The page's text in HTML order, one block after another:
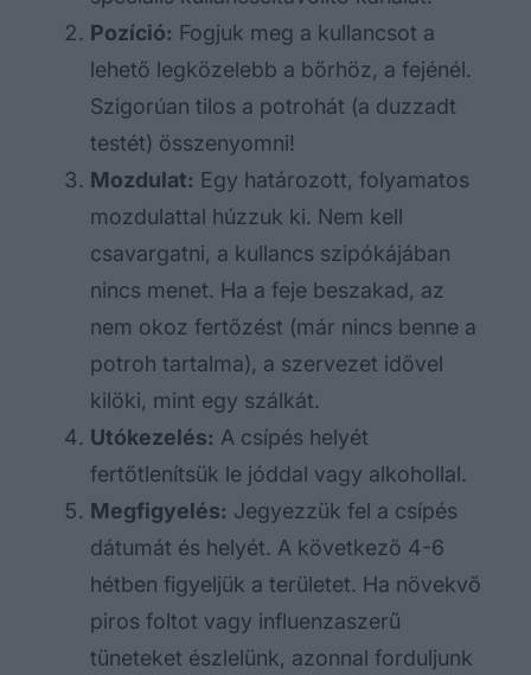
Pozíció: Fogjuk meg a kullancsot a
lehető legközelebb a bőrhöz, a fejénél.
Szigorúan tilos a potrohát (a duzzadt
testét) összenyomni!
Mozdulat: Egy határozott, folyamatos
mozdulattal húzzuk ki. Nem kell
csavargatni, a kullancs szipókájában
nincs menet. Ha a feje beszakad, az
nem okoz fertőzést (már nincs benne a
potroh tartalma), a szervezet idővel
kilöki, mint egy szálkát.
Utókezelés: A csípés helyét
fertőtlenítsük le jóddal vagy alkohollal.
Megfigyelés: Jegyezzük fel a csípés
dátumát és helyét. A következő 4-6
hétben figyeljük a területet. Ha növekvő
piros foltot vagy influenzaszerű
tüneteket észlelünk, azonnal forduljunk